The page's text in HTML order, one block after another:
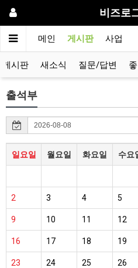
비즈로
메인 게시판 사업
게시판 새소식 질문/답변
출석부
일요일 월요일 화요일 수요
2 3 4 5
9 10 11 12
16 17 18 19
23 24 25 26